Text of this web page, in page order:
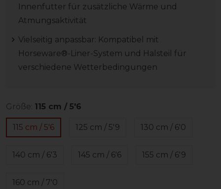
Innenfutter für zusätzliche Wärme und
Atmungsaktivität
Vielseitig anpassbar: Kompatibel mit
Horseware®-Liner-System und Halsteil für
verschiedene Wetterbedingungen
Größe: 115 cm / 5'6
115 cm / 5'6 125 cm / 5'9 130 cm / 6'0
140 cm / 6'3 145 cm / 6'6 155 cm / 6'9
160 cm / 7'0